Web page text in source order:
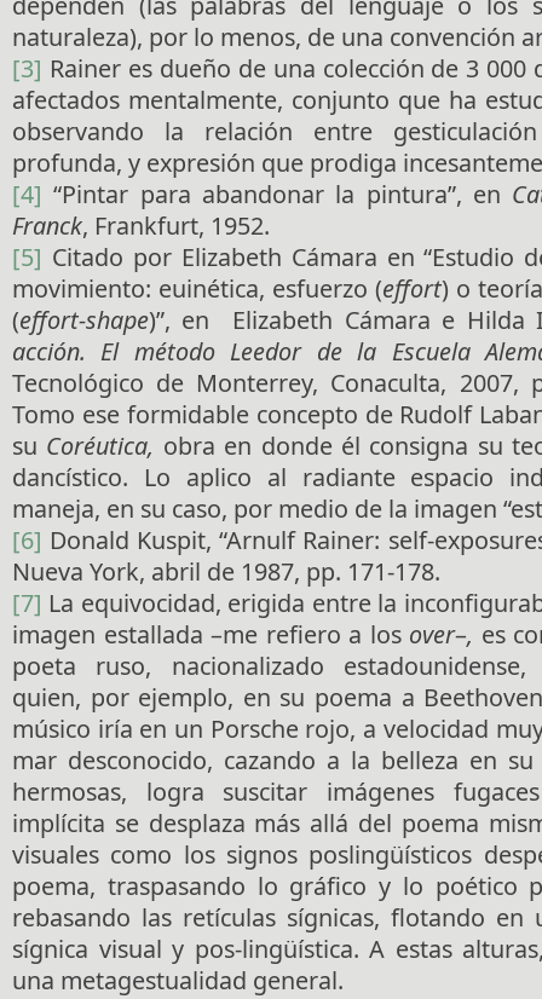
naturaleza), por lo menos, de una convención
[3] Rainer es dueño de una colección de 3 000
afectados mentalmente, conjunto que ha
observando la relación entre
profunda, y expresión que prodiga
[4] “Pintar para abandonar la pintura”, en
Franck, Frankfurt, 1952.
[5] Citado por Elizabeth Cámara en “Estudio
movimiento: euinética, esfuerzo (effort) o
(effort-shape)”, en Elizabeth Cámara e Hilda
acción. El método Leedor de la Escuela
Tecnológico de Monterrey, Conaculta, 2007,
Tomo ese formidable concepto de Rudolf
su Coréutica, obra en donde él consigna su
dancístico. Lo aplico al radiante espacio
maneja, en su caso, por medio de la imagen
[6] Donald Kuspit, “Arnulf Rainer: self-
Nueva York, abril de 1987, pp. 171-178.
[7] La equivocidad, erigida entre la
imagen estallada –me refiero a los over–, es
poeta ruso, nacionalizado estadounidense,
quien, por ejemplo, en su poema a
músico iría en un Porsche rojo, a velocidad
mar desconocido, cazando a la belleza en
hermosas, logra suscitar imágenes
implícita se desplaza más allá del poema
visuales como los signos poslingüísticos
poema, traspasando lo gráfico y lo poético
rebasando las retículas sígnicas, flotando en
sígnica visual y pos-lingüística. A estas
una metagestualidad general.